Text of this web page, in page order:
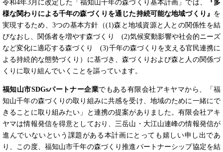
令和4年3月に改定した「福知山千年の森づくり基本計画」では、
『多
様な関わりによる千年の森づくりを通じた持続可能な地域づくり』 を
実現するため、3つの基本方針（(1)森と地域資源と人との関係性を結
びなおし、関係者を増やす森づくり (2)気候変動影響や社会的ニーズ
など変化に適応する森づくり (3)千年の森づくりを支える官民連携に
よる持続的な態勢づくり）に基づき、森づくりおよび森と人の関係づ
くりに取り組んでいくことを謳っています。
福知山市SDGsパートナー企業でもある有限会社アキヤマから、「福
知山千年の森づくりの取り組みに共感を受け、地域のために一緒にで
きることに取り組みたい」と連携の提案がありました。有限会社アキ
ヤマは情報発信を得意としており、三岳山・大江山連峰の情報発信が
進んでいないという課題がある本計画にとっても嬉しい申し出であ
り、この度、福知山市千年の森づくり推進パートナーシップ協定を結